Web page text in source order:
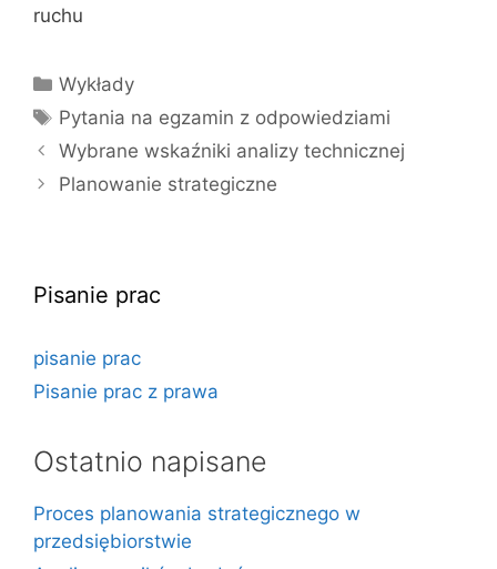
ruchu
Kategorie
Wykłady
Tagi
Pytania na egzamin z odpowiedziami
Wybrane wskaźniki analizy technicznej
Planowanie strategiczne
Pisanie prac
pisanie prac
Pisanie prac z prawa
Ostatnio napisane
Proces planowania strategicznego w
przedsiębiorstwie